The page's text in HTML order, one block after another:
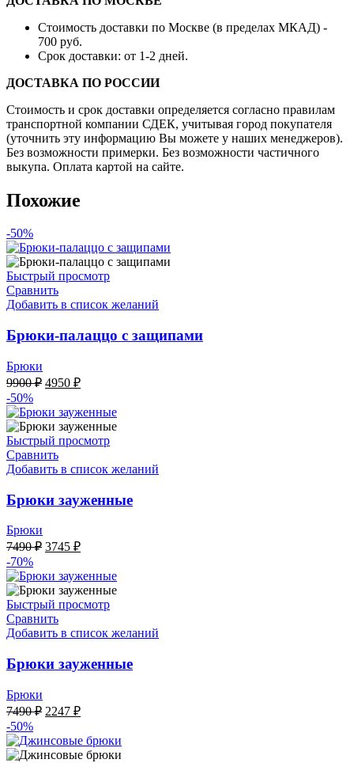
Стоимость доставки по Москве (в пределах МКАД) -
700 руб.
Срок доставки: от 1-2 дней.
ДОСТАВКА ПО РОССИИ
Стоимость и срок доставки определяется согласно правилам
транспортной компании СДЕК, учитывая город покупателя
(уточнить эту информацию Вы можете у наших менеджеров).
Без возможности примерки. Без возможности частичного
выкупа. Оплата картой на сайте.
Похожие
-50%
Быстрый просмотр
Сравнить
Добавить в список желаний
Брюки-палаццо с защипами
Брюки
9900₽ Первоначальная
составляла
9900 ₽.
4950 ₽Текущая
4950 ₽.
-50%
Быстрый просмотр
Сравнить
Добавить в список желаний
Брюки зауженные
Брюки
7490₽ Первоначальная
составляла
7490 ₽.
3745 ₽Текущая
3745 ₽.
-70%
Быстрый просмотр
Сравнить
Добавить в список желаний
Брюки зауженные
Брюки
7490₽ Первоначальная
составляла
7490 ₽.
2247 ₽Текущая
2247 ₽.
-50%